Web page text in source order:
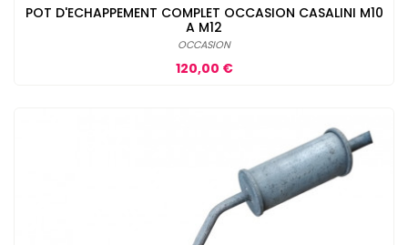
POT D'ECHAPPEMENT COMPLET OCCASION CASALINI M10
A M12
OCCASION
Prix
120,00 €